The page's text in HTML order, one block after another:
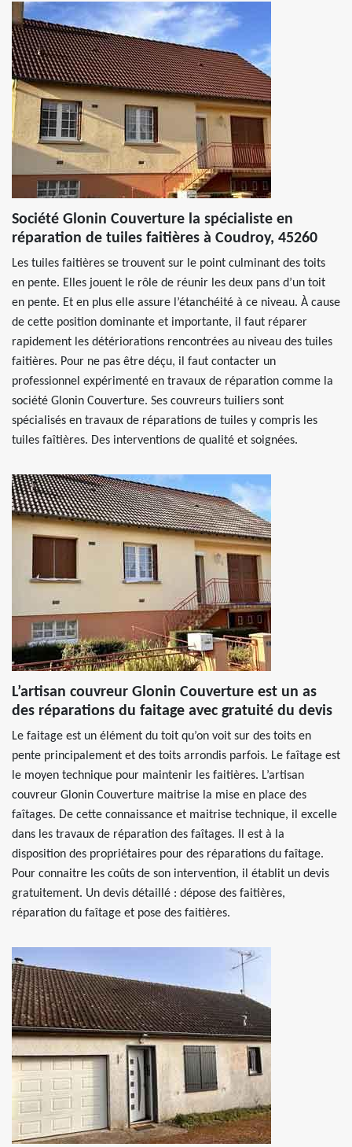
Société Glonin Couverture la spécialiste en
réparation de tuiles faitières à Coudroy, 45260
Les tuiles faitières se trouvent sur le point culminant des toits
en pente. Elles jouent le rôle de réunir les deux pans d’un toit
en pente. Et en plus elle assure l’étanchéité à ce niveau. À cause
de cette position dominante et importante, il faut réparer
rapidement les détériorations rencontrées au niveau des tuiles
faitières. Pour ne pas être déçu, il faut contacter un
professionnel expérimenté en travaux de réparation comme la
société Glonin Couverture. Ses couvreurs tuiliers sont
spécialisés en travaux de réparations de tuiles y compris les
tuiles faîtières. Des interventions de qualité et soignées.
L’artisan couvreur Glonin Couverture est un as
des réparations du faitage avec gratuité du devis
Le faitage est un élément du toit qu’on voit sur des toits en
pente principalement et des toits arrondis parfois. Le faîtage est
le moyen technique pour maintenir les faitières. L’artisan
couvreur Glonin Couverture maitrise la mise en place des
faîtages. De cette connaissance et maitrise technique, il excelle
dans les travaux de réparation des faîtages. Il est à la
disposition des propriétaires pour des réparations du faîtage.
Pour connaitre les coûts de son intervention, il établit un devis
gratuitement. Un devis détaillé : dépose des faitières,
réparation du faîtage et pose des faitières.